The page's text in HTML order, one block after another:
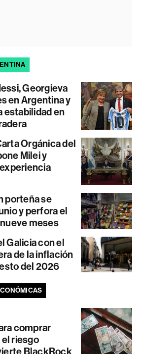
Georgieva
en Argentina y
estabilidad en
Orgánica del
Milei y
porteña se
y perfora el
meses
Galicia con el
de la inflación
del 2026
comprar
riesgo
BlackRock